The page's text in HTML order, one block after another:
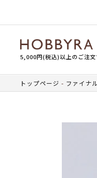
5,000円(税込)以上のご注文
トップページ ファイナ